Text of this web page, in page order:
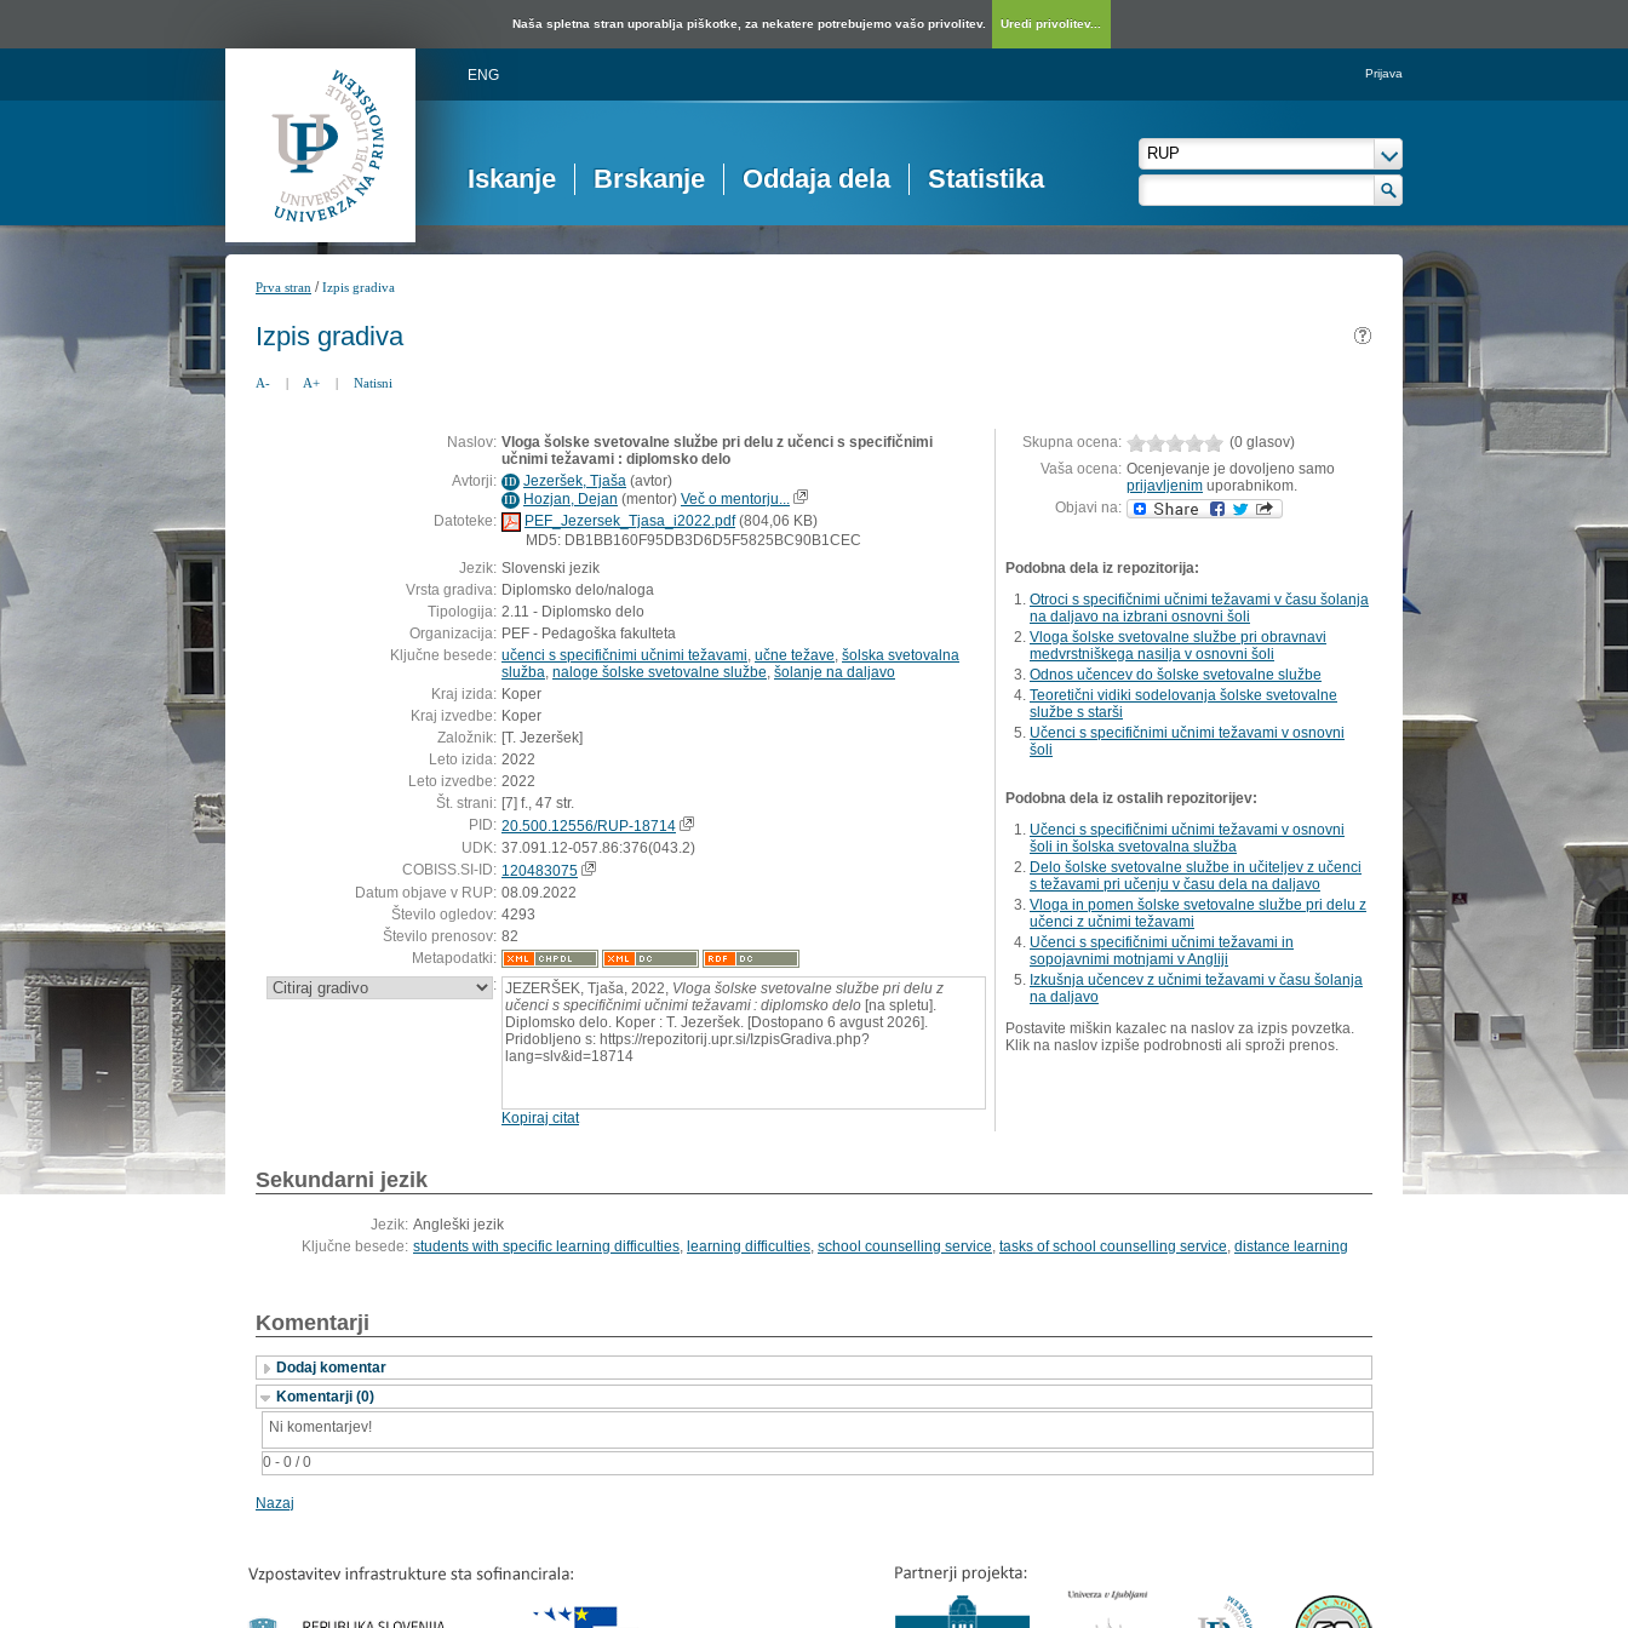
Naša spletna stran uporablja piškotke, za nekatere potrebujemo vašo privolitev. Uredi privolitev...
ENG Prijava
Iskanje Brskanje Oddaja dela Statistika
Prva stran /Izpis gradiva
Izpis gradiva
A- | A+ | Natisni
Naslov: Vloga šolske svetovalne službe pri delu z učenci s specifičnimi
učnimi težavami : diplomsko delo
Avtorji: ID Jezeršek, Tjaša (avtor)
ID Hozjan, Dejan (mentor) Več o mentorju...
Datoteke:
PEF_Jezersek_Tjasa_i2022.pdf(804,06 KB)
MD5: DB1BB160F95DB3D6D5F5825BC90B1CEC
Jezik: Slovenski jezik
Vrsta gradiva: Diplomsko delo/naloga
Tipologija: 2.11 - Diplomsko delo
Organizacija: PEF - Pedagoška fakulteta
Ključne besede: učenci s specifičnimi učnimi težavami učne težave šolska svetovalna
služba naloge šolske svetovalne službe šolanje na daljavo
Kraj izida: Koper
Kraj izvedbe: Koper
Založnik: [T. Jezeršek]
Leto izida: 2022
Leto izvedbe: 2022
Št. strani: [7] f., 47 str.
PID: 20.500.12556/RUP-18714
UDK: 37.091.12-057.86:376(043.2)
COBISS.SI-ID: 120483075
Datum objave v RUP: 08.09.2022
Število ogledov: 4293
Število prenosov: 82
Metapodatki:
: JEZERŠEK, Tjaša, 2022, Vloga šolske svetovalne službe pri delu z
učenci s specifičnimi učnimi težavami : diplomsko delo [na spletu].
Diplomsko delo. Koper : T. Jezeršek. [Dostopano 6 avgust 2026].
Pridobljeno s: https://repozitorij.upr.si/IzpisGradiva.php?
lang=slv&id=18714
Kopiraj citat
Skupna ocena:
(0 glasov)
Vaša ocena: Ocenjevanje je dovoljeno samo
prijavljenim uporabnikom.
Objavi na:
Podobna dela iz repozitorija:
Otroci s specifičnimi učnimi težavami v času šolanja
na daljavo na izbrani osnovni šoli
Vloga šolske svetovalne službe pri obravnavi
medvrstniškega nasilja v osnovni šoli
Odnos učencev do šolske svetovalne službe
Teoretični vidiki sodelovanja šolske svetovalne
službe s starši
Učenci s specifičnimi učnimi težavami v osnovni
šoli
Podobna dela iz ostalih repozitorijev:
Učenci s specifičnimi učnimi težavami v osnovni
šoli in šolska svetovalna služba
Delo šolske svetovalne službe in učiteljev z učenci
s težavami pri učenju v času dela na daljavo
Vloga in pomen šolske svetovalne službe pri delu z
učenci z učnimi težavami
Učenci s specifičnimi učnimi težavami in
sopojavnimi motnjami v Angliji
Izkušnja učencev z učnimi težavami v času šolanja
na daljavo
Postavite miškin kazalec na naslov za izpis povzetka.
Klik na naslov izpiše podrobnosti ali sproži prenos.
Sekundarni jezik
Jezik: Angleški jezik
Ključne besede: students with specific learning difficulties, learning difficulties, school counselling service, tasks of school counselling service, distance learning
Komentarji
Dodaj komentar
Komentarji (0)
0 - 0 / 0
Ni komentarjev!
Nazaj